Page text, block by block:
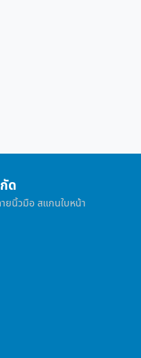
ด
ยนิ้วมือ สแกนใบหน้า